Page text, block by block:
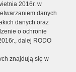
2016r. w
danych
danych oraz
o ochronie
dalej RODO
znajdują się w